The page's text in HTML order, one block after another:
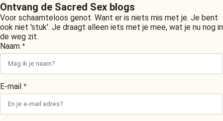
Ontvang de Sacred Sex blogs
Voor schaamteloos genot. Want er is niets mis met je. Je bent
ook niet 'stuk'. Je draagt alleen iets met je mee, wat je nu nog in
de weg zit.
Naam *
E-mail *